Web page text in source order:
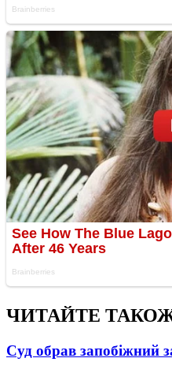
ЧИТАЙТЕ
Суд обрав запобіжний